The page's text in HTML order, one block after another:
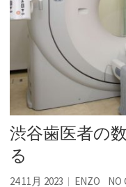
渋谷歯医者の
る
24 11月 2023 ENZO NO